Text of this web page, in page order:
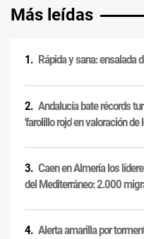
Más leídas
Rápida y sana: ensalada
Andalucía bate récords
'farolillo rojo' en valoración de
Caen en Almería los
del Mediterráneo: 2.000
Alerta amarilla por